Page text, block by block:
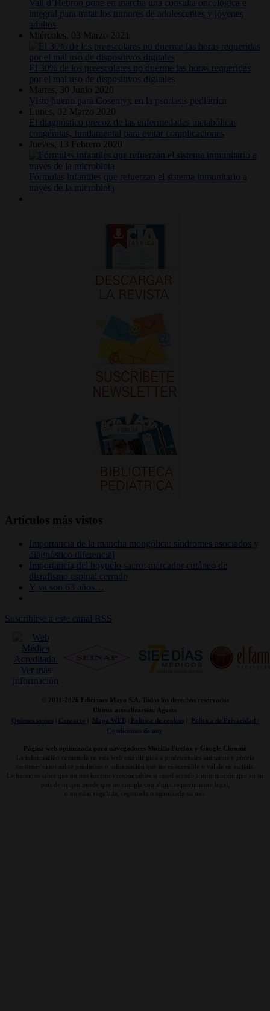
Vall d’Hebron pone en marcha una consulta oncológica e
integral para tratar los tumores de adolescentes y jóvenes
adultos
Miércoles, 03 Marzo 2021
El 30% de los preescolares no duerme las horas requeridas
por el mal uso de dispositivos digitales
Martes, 30 Junio 2020
Visto bueno para Cosentyx en la psoriasis pediátrica
Lunes, 02 Marzo 2020
El diagnóstico precoz de las enfermedades metabólicas
congénitas, fundamental para evitar complicaciones
Jueves, 13 Febrero 2020
Fórmulas infantiles que refuerzan el sistema inmunitario a
través de la microbiota
Artículos más vistos
Importancia de la mancha mongólica: síndromes asociados y
diagnóstico diferencial
Importancia del hoyuelo sacro: marcador cutáneo de
disrafismo espinal cerrado
Y ya son 63 años…
Suscribirse a este canal RSS
© 2011- 2026 Ediciones Mayo S.A. Todos los derechos reservados
Última actualización: Agosto
Quienes somos| Contacto Mapa WEB| Politica de cookies|
Politica de Privacidad /
Condiciones de uso
Página web optimizada para navegadores Mozilla Firefox y Google Chrome
La información contenida en esta web está dirigida a profesionales sanitarios y podría
contener datos sobre productos o información que no es accesible o válida en su país.
Le hacemos saber que no nos hacemos responsables si usted accede a información que en su
país de origen puede que no cumpla con algún requerimiento legal,
o no estar regulada, registrada o autorizado su uso.